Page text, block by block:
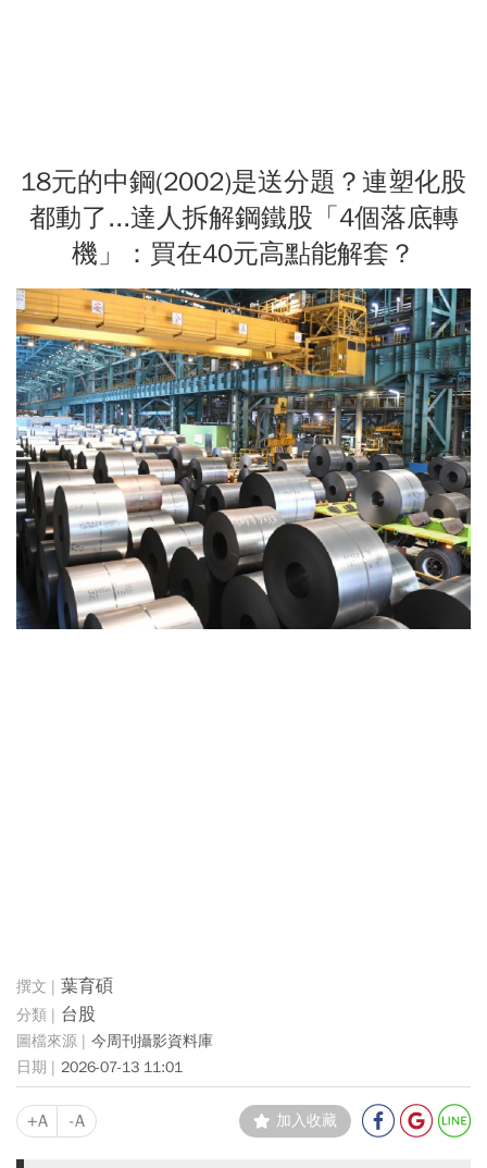
18元的中鋼(2002)是送分題？連塑化股
都動了...達人拆解鋼鐵股「4個落底轉
機」：買在40元高點能解套？
葉育碩
台股
今周刊攝影資料庫
2026-07-13 11:01
+A -A 加入收藏